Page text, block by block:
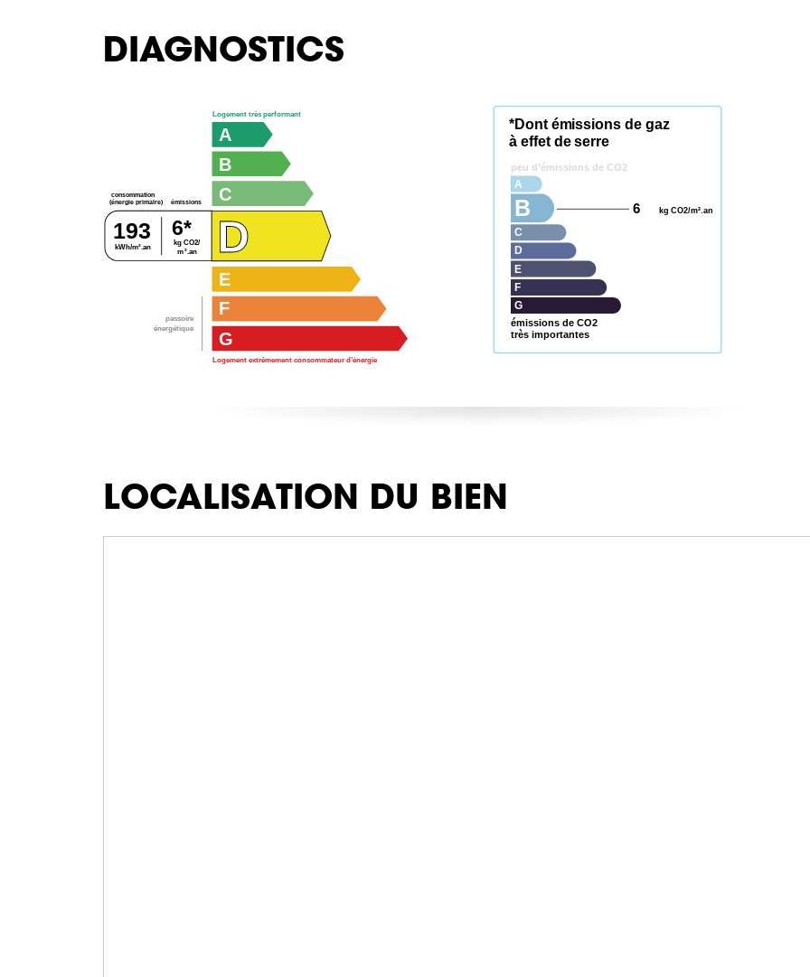
DIAGNOSTICS
passoire
énergétique
consommation
(énergie primaire)
émissions
kg CO2/
m².an
kWh/m².an
193 6*
G
Logement extrêmement consommateur d’énergie
F
E
D
C
B
A
Logement très performant
émissions de CO2
très importantes
*Dont émissions de gaz
à effet de serre
peu d’émissions de CO2
G
F
E
D
C
B 6 kg CO2/m².an
A
LOCALISATION DU BIEN